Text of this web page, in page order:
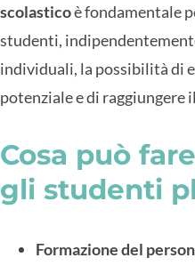
scolasticoè fondamentale
studenti,
individuali, la possibilità di
potenziale e di raggiungere
Cosa può
gli studenti
Formazione del